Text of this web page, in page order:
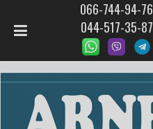
066-744-94-76
044-517-35-87